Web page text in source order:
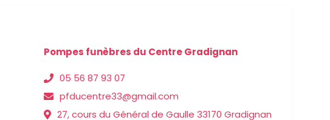
Pompes funèbres du Centre Gradignan
05 56 87 93 07
pfducentre33@gmail.com
27, cours du Général de Gaulle 33170 Gradignan